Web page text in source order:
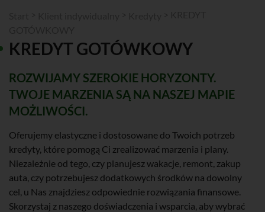
KREDYT GOTÓWKOWY
ROZWIJAMY SZEROKIE HORYZONTY.
TWOJE MARZENIA SĄ NA NASZEJ MAPIE
MOŻLIWOŚCI.
Oferujemy elastyczne i dostosowane do Twoich potrzeb
kredyty, które pomogą Ci zrealizować marzenia i plany.
Niezależnie od tego, czy planujesz wakacje, remont, zakup
auta, czy potrzebujesz dodatkowych środków na dowolny
cel, u Nas znajdziesz odpowiednie rozwiązania finansowe.
Skorzystaj z naszego doświadczenia i wsparcia, aby wybrać